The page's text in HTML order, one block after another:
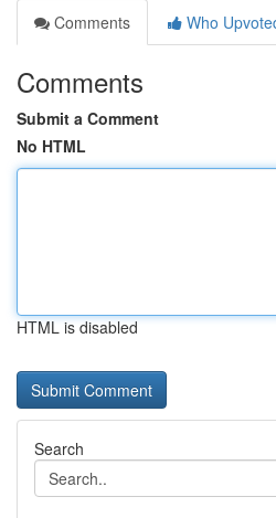
Comments
Who
Comments
Submit a Comment
No HTML
HTML is disabled
Search